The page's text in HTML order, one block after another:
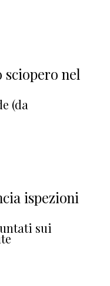
sciopero nel
(da
ispezioni
sui